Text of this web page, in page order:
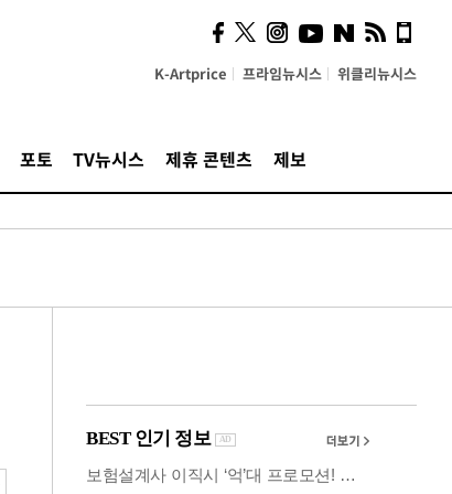
K-Artprice 프라임뉴시스 위클리뉴시스
포토 TV뉴시스 제휴 콘텐츠 제보
시, 스마트폰 액세서리에
NFC 더했다